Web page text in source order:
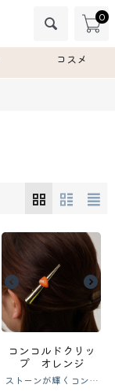
0
コスメ
コンコルドクリッ
プ オレンジ
ストーンが輝くコンコ